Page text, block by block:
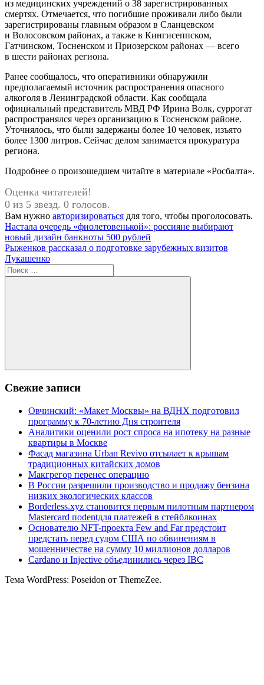
из медицинских учреждений о 38 зарегистрированных
смертях. Отмечается, что погибшие проживали либо были
зарегистрированы главным образом в Сланцевском
и Волосовском районах, а также в Кингисеппском,
Гатчинском, Тосненском и Приозерском районах — всего
в шести районах региона.
Ранее сообщалось, что оперативники обнаружили
предполагаемый источник распространения опасного
алкоголя в Ленинградской области. Как сообщала
официальный представитель МВД РФ Ирина Волк, суррогат
распространялся через организацию в Тосненском районе.
Уточнялось, что были задержаны более 10 человек, изъято
более 1300 литров. Сейчас делом занимается прокуратура
региона.
Подробнее о произошедшем читайте в материале «Росбалта».
Оценка читателей!
0 из 5 звезд. 0 голосов.
Вам нужно авторизироваться для того, чтобы проголосовать.
Навигация
по
записям
Предыдущая
запись:
Настала очередь «фиолетовенькой»: россияне выбирают
новый дизайн банкноты 500 рублей
Следующая
запись:
Рыженков рассказал о подготовке зарубежных визитов
Лукашенко
Поиск
для:
Поиск
Свежие записи
Овчинский: «Макет Москвы» на ВДНХ подготовил
программу к 70-летию Дня строителя
Аналитики оценили рост спроса на ипотеку на разные
квартиры в Москве
Фасад магазина Urban Revivo отсылает к крышам
традиционных китайских домов
Макгрегор перенес операцию
В России разрешили производство и продажу бензина
низких экологических классов
Borderless.xyz становится первым пилотным партнером
Mastercard поdentдля платежей в стейблкоинах
Основателю NFT-проекта Few and Far предстоит
предстать перед судом США по обвинениям в
мошенничестве на сумму 10 миллионов долларов
Cardano и Injective объединились через IBC
Тема WordPress: Poseidon от ThemeZee.